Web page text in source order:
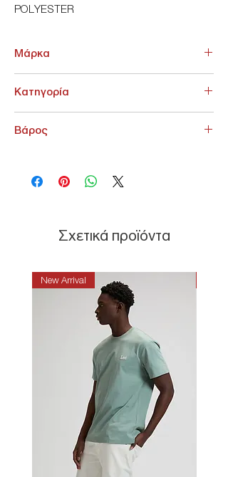
POLYESTER
Μάρκα
Κατηγορία
Βάρος
Σχετικά προϊόντα
New Arrival